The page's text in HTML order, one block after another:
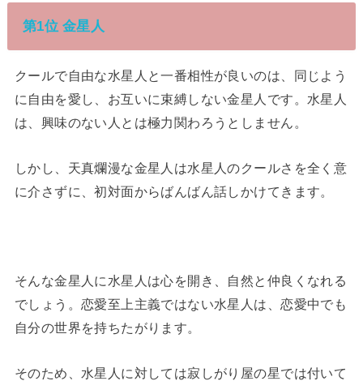
第1位 金星人
クールで自由な水星人と一番相性が良いのは、同じよう
に自由を愛し、お互いに束縛しない金星人です。水星人
は、興味のない人とは極力関わろうとしません。
しかし、天真爛漫な金星人は水星人のクールさを全く意
に介さずに、初対面からばんばん話しかけてきます。
そんな金星人に水星人は心を開き、自然と仲良くなれる
でしょう。恋愛至上主義ではない水星人は、恋愛中でも
自分の世界を持ちたがります。
そのため、水星人に対しては寂しがり屋の星では付いて